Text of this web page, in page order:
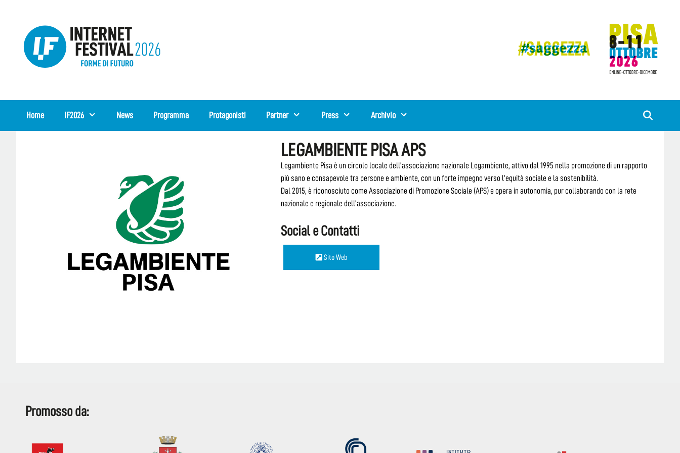
contenuto
Home IF2026 News Programma Protagonisti Partner Press Archivio
LEGAMBIENTE PISA APS
Legambiente Pisa è un circolo locale dell’associazione nazionale Legambiente, attivo dal 1995 nella promozione di un rapporto
più sano e consapevole tra persone e ambiente, con un forte impegno verso l’equità sociale e la sostenibilità.
Dal 2015, è riconosciuto come Associazione di Promozione Sociale (APS) e opera in autonomia, pur collaborando con la rete
nazionale e regionale dell’associazione.
Social e Contatti
Sito Web
Promosso da: